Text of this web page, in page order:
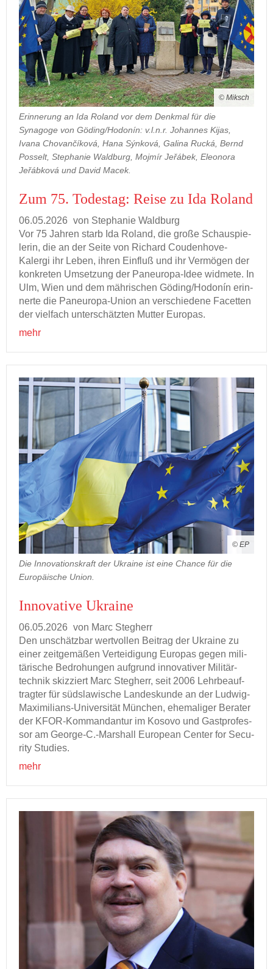
© Miksch
Erinnerung an Ida Roland vor dem Denkmal für die
Synagoge von Göding/Hodonín: v.l.n.r. Johannes Kijas,
Ivana Chovančíková, Hana Sýnková, Galina Rucká, Bernd
Posselt, Stephanie Waldburg, Mojmír Jeřábek, Eleonora
Jeřábková und David Macek.
Zum 75. To­des­tag: Reise zu Ida Ro­land
06.05.2026 von Ste­pha­nie Wald­burg
Vor 75 Jah­ren starb Ida Ro­land, die große Schau­spie­
le­rin, die an der Seite von Ri­chard Coudenhove-​
Kalergi ihr Leben, ihren Ein­fluß und ihr Ver­mö­gen der
kon­kre­ten Um­set­zung der Paneuropa-​Idee wid­me­te. In
Ulm, Wien und dem mäh­ri­schen Gö­ding/Hodonín er­in­
ner­te die Paneuropa-​Union an ver­schie­de­ne Fa­cet­ten
der viel­fach un­ter­schätz­ten Mut­ter Eu­ro­pas.
mehr
© EP
Die Innovationskraft der Ukraine ist eine Chance für die
Europäische Union.
In­no­va­ti­ve Ukrai­ne
06.05.2026 von Marc Steg­herr
Den un­schätz­bar wert­vol­len Bei­trag der Ukrai­ne zu
einer zeit­ge­mä­ßen Ver­tei­di­gung Eu­ro­pas gegen mi­li­
tä­ri­sche Be­dro­hun­gen auf­grund in­no­va­ti­ver Mi­li­tär­
tech­nik skiz­ziert Marc Steg­herr, seit 2006 Lehr­be­auf­
trag­ter für süd­sla­wi­sche Lan­des­kun­de an der Ludwig-​
Maximilians-Universität Mün­chen, ehe­ma­li­ger Be­ra­ter
der KFOR-​Kommandantur im Ko­so­vo und Gast­pro­fes­
sor am George-​C.-​Marshall Eu­ropean Cen­ter for Se­cu­
ri­ty Stu­dies.
mehr